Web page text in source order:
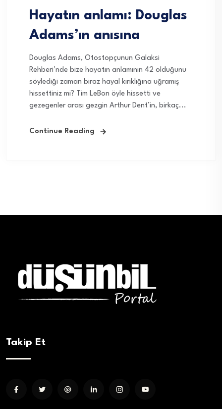
Hayatın anlamı: Douglas
Adams’ın anısına
Douglas Adams, Otostopçunun Galaksi
Rehberi’nde bize hayatın anlamının 42 olduğunu
söylediği zaman biraz hayal kırıklığına uğramış
hissettiniz mi? Tim LeBon öyle hissetti ve
gezegenler arası gezgin Arthur Dent’in, birkaç...
Continue Reading
Takip Et